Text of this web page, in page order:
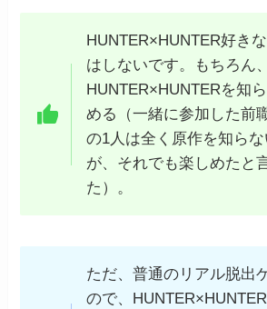
HUNTER×HUNTER好き
はしないです。もちろん、
HUNTER×HUNTERを知
める（一緒に参加した前
の1人は全く原作を知ら
が、それでも楽しめたと
た）。
ただ、普通のリアル脱出
ので、